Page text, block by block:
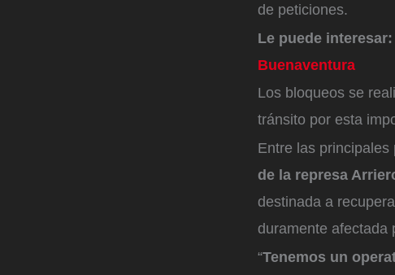
de peticiones.
Le puede interesar:
Buenaventura
Los bloqueos se
tránsito por esta
Entre las
de la represa
destinada a
duramente afectada
“Tenemos un